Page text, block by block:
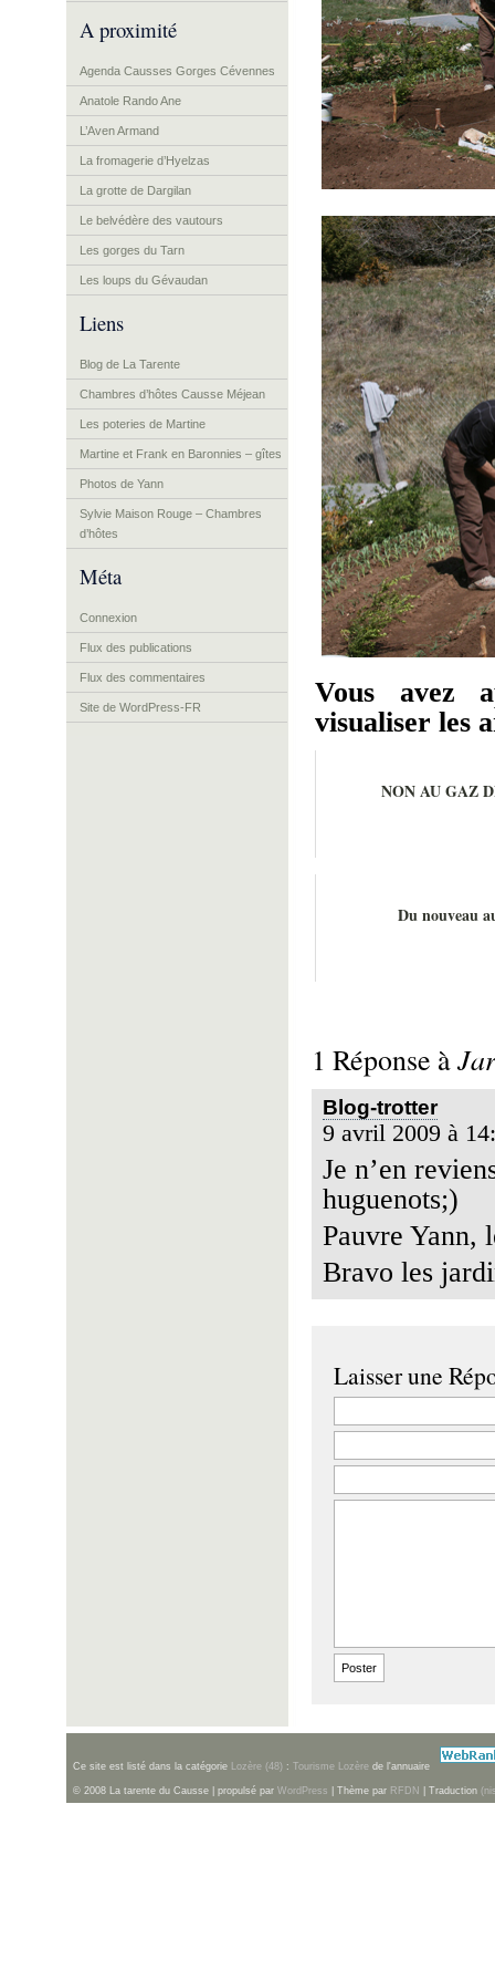
A proximité
Agenda Causses Gorges Cévennes
Anatole Rando Ane
L’Aven Armand
La fromagerie d’Hyelzas
La grotte de Dargilan
Le belvédère des vautours
Les gorges du Tarn
Les loups du Gévaudan
Liens
Blog de La Tarente
Chambres d’hôtes Causse Méjean
Les poteries de Martine
Martine et Frank en Baronnies – gîtes
Photos de Yann
Sylvie Maison Rouge – Chambres
d’hôtes
Méta
Connexion
Flux des publications
Flux des commentaires
Site de WordPress-FR
Vous avez
visualiser les
NON AU GAZ
Du nouveau
1 Réponse à
Blog-trotter
9 avril 2009 à
Je n’en
huguenots;)
Pauvre Yann,
Bravo les
Laisser une
Ce site est listé dans la catégorie Lozère (48) : Tourisme Lozère de l'annuaire
© 2008 La tarente du Causse | propulsé par WordPress | Thème par RFDN | Traduction